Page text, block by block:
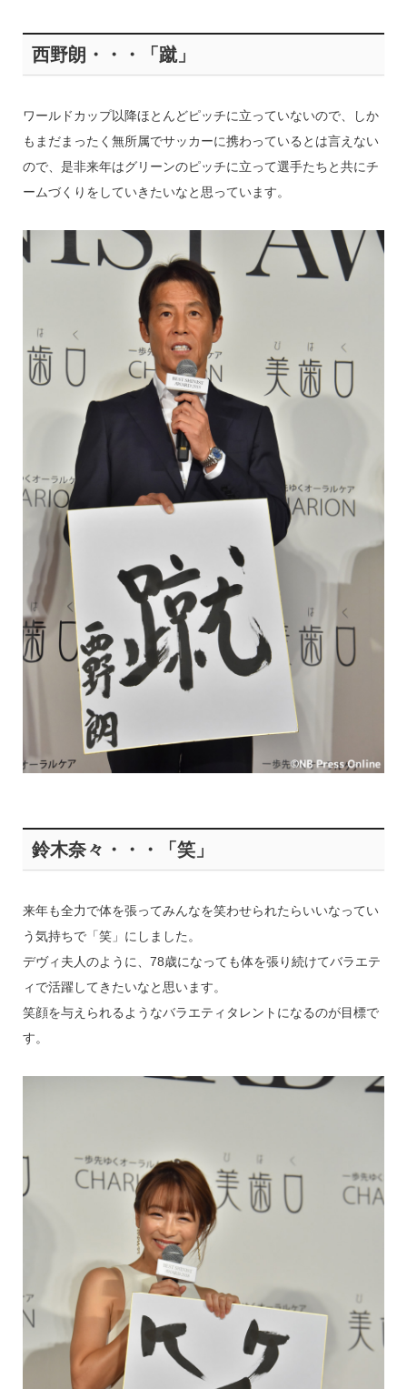
西野朗・・・「蹴」
ワールドカップ以降ほとんどピッチに立っていないので、しか
もまだまったく無所属でサッカーに携わっているとは言えない
ので、是非来年はグリーンのピッチに立って選手たちと共にチ
ームづくりをしていきたいなと思っています。
鈴木奈々・・・「笑」
来年も全力で体を張ってみんなを笑わせられたらいいなってい
う気持ちで「笑」にしました。
デヴィ夫人のように、78歳になっても体を張り続けてバラエテ
ィで活躍してきたいなと思います。
笑顔を与えられるようなバラエティタレントになるのが目標で
す。